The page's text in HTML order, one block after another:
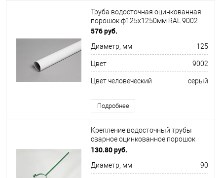
Труба водосточная оцинкованная
порошок ф125х1250мм RAL 9002
576 руб.
Диаметр, мм 125
Цвет 9002
Цвет человеческий серый
Подробнее
Крепление водосточный трубы
сварное оцинкованное порошок
ф120х10х250мм RAL 9002
130.80 руб.
Диаметр, мм 90